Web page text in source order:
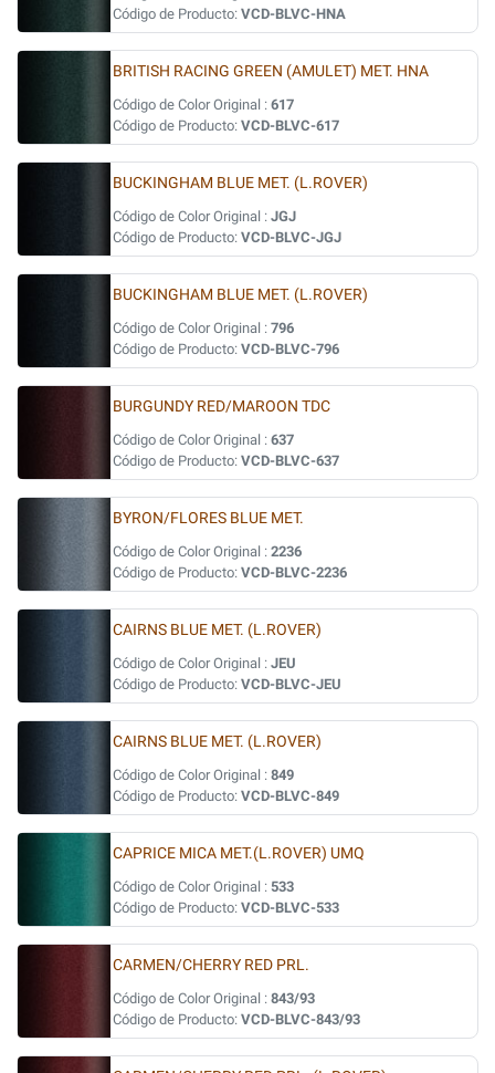
Código de Producto: VCD-BLVC-HNA
BRITISH RACING GREEN (AMULET) MET. HNA
Código de Color Original : 617
Código de Producto: VCD-BLVC-617
BUCKINGHAM BLUE MET. (L.ROVER)
Código de Color Original : JGJ
Código de Producto: VCD-BLVC-JGJ
BUCKINGHAM BLUE MET. (L.ROVER)
Código de Color Original : 796
Código de Producto: VCD-BLVC-796
BURGUNDY RED/MAROON TDC
Código de Color Original : 637
Código de Producto: VCD-BLVC-637
BYRON/FLORES BLUE MET.
Código de Color Original : 2236
Código de Producto: VCD-BLVC-2236
CAIRNS BLUE MET. (L.ROVER)
Código de Color Original : JEU
Código de Producto: VCD-BLVC-JEU
CAIRNS BLUE MET. (L.ROVER)
Código de Color Original : 849
Código de Producto: VCD-BLVC-849
CAPRICE MICA MET.(L.ROVER) UMQ
Código de Color Original : 533
Código de Producto: VCD-BLVC-533
CARMEN/CHERRY RED PRL.
Código de Color Original : 843/93
Código de Producto: VCD-BLVC-843/93